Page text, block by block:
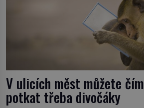
V ulicích měst můžete
potkat třeba divočáky